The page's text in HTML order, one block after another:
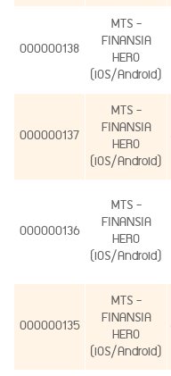
000000138
MTS -
FINANSIA
HERO
(iOS/Android)
000000137
MTS -
FINANSIA
HERO
(iOS/Android)
000000136
MTS -
FINANSIA
HERO
(iOS/Android)
000000135
MTS -
FINANSIA
HERO
(iOS/Android)